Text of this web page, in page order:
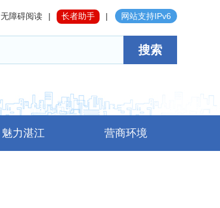
无障碍阅读 | 长者助手 | 网站支持IPv6
搜索
魅力湛江 营商环境